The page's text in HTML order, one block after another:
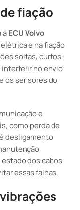
fiação
aECU Volvo
e na fiação
soltas, curtos-
no envio
os sensores do
e
como perda de
desligamento
dos cabos
essas falhas.